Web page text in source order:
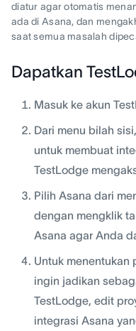
diatur agar otomatis
ada di Asana, dan
saat semua masalah
Dapatkan
Masuk ke akun
Dari menu bilah
untuk membuat
TestLodge
Pilih Asana dari
dengan mengklik
Asana agar Anda
Untuk menentukan
ingin jadikan
TestLodge, edit
integrasi Asana